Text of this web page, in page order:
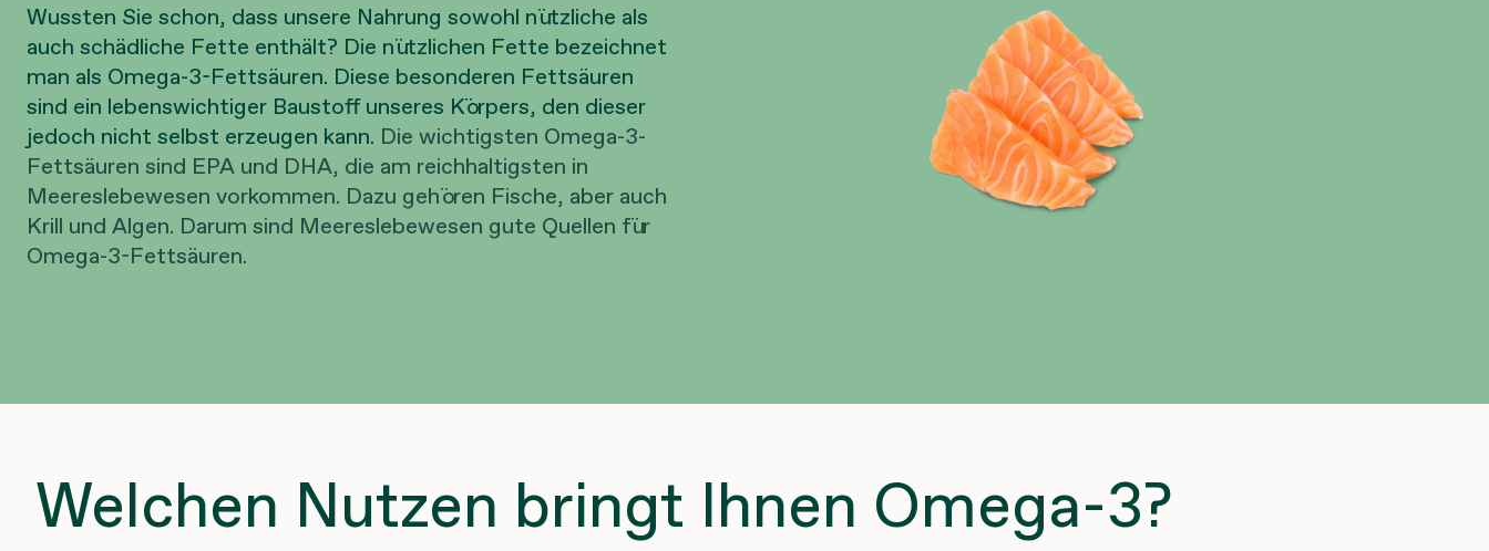
Wussten Sie schon, dass unsere Nahrung sowohl nützliche als
auch schädliche Fette enthält? Die nützlichen Fette bezeichnet
man als Omega-3-Fettsäuren. Diese besonderen Fettsäuren
sind ein lebenswichtiger Baustoff unseres Körpers, den dieser
jedoch nicht selbst erzeugen kann. Die wichtigsten Omega-3-
Fettsäuren sind EPA und DHA, die am reichhaltigsten in
Meereslebewesen vorkommen. Dazu gehören Fische, aber auch
Krill und Algen. Darum sind Meereslebewesen gute Quellen für
Omega-3-Fettsäuren.
Welchen Nutzen bringt Ihnen Omega-3?